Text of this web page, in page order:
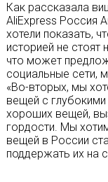
Как рассказала
AliExpress Россия
хотели показать,
историей не стоят
что может
социальные сети,
«Во-вторых, мы
вещей с
хороших вещей,
гордости. Мы
вещей в России
поддержать их на